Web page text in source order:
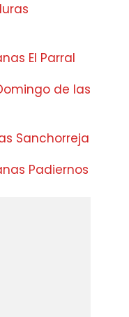
El Parral
de las
Sanchorreja
Padiernos